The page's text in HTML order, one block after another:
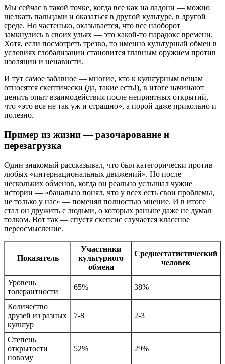
Мы сейчас в такой точке, когда все как на ладони — можно
щелкать пальцами и оказаться в другой культуре, в другой
среде. Но частенько, оказывается, что все наоборот
замкнулись в своих ульях — это какой-то парадокс времени.
Хотя, если посмотреть трезво, то именно культурный обмен в
условиях глобализации становится главным оружием против
изоляции и ненависти.
И тут самое забавное — многие, кто к культурным вещам
относятся скептически (да, такие есть!), в итоге начинают
ценить опыт взаимодействия после неприятных открытий,
что «это все не так уж и страшно», а порой даже прикольно и
полезно.
Пример из жизни — разочарование и
перезагрузка
Один знакомый рассказывал, что был категорически против
любых «интернациональных движений». Но после
нескольких обменов, когда он реально услышал чужие
истории — «банально понял, что у всех есть свои проблемы,
не только у нас» — поменял полностью мнение. И в итоге
стал он дружить с людьми, о которых раньше даже не думал
толком. Вот так — спустя скепсис случается классное
переосмысление.
Показатель
Участники
культурного
обмена
Среднестатистический
человек
Уровень
толерантности
65% 38%
Количество
друзей из разных
культур
7-8 2-3
Степень
открытости
новому
52% 29%